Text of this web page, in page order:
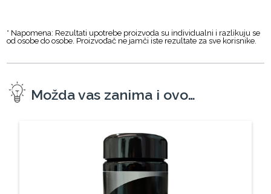
* Napomena: Rezultati upotrebe proizvoda su individualni i razlikuju se
od osobe do osobe. Proizvođač ne jamči iste rezultate za sve korisnike.
Možda vas zanima i ovo…